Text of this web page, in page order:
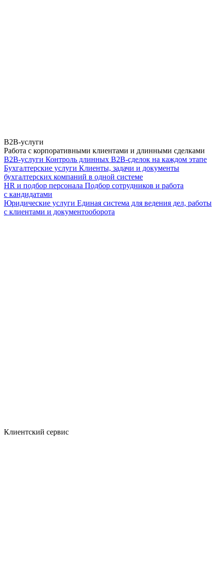
B2B-услуги
Работа с корпоративными клиентами и длинными сделками
B2B-услуги Контроль длинных B2B-сделок на каждом этапе
Бухгалтерские услуги Клиенты, задачи и документы
бухгалтерских компаний в одной системе
HR и подбор персонала Подбор сотрудников и работа
с кандидатами
Юридические услуги Единая система для ведения дел, работы
с клиентами и документооборота
Клиентский сервис